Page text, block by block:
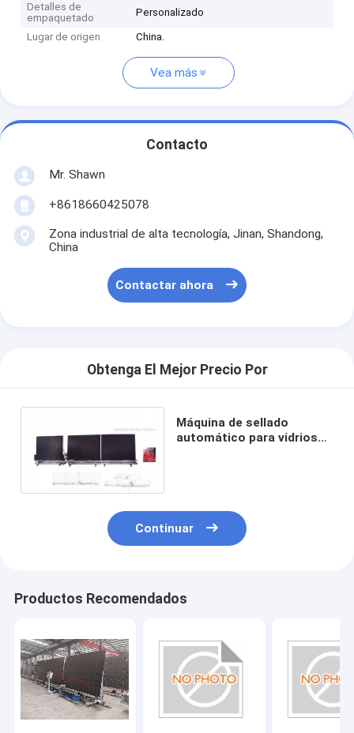
Detalles de
empaquetado
Personalizado
Lugar de origen China.
Vea más
Contacto
Mr. Shawn
+8618660425078
Zona industrial de alta tecnología, Jinan, Shandong,
China
Contactar ahora
Obtenga El Mejor Precio Por
Máquina de sellado
automático para vidrios
Continuar
Productos Recomendados